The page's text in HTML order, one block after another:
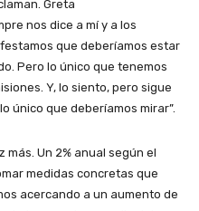
Greta
nos dice a mí y a los
que deberíamos estar
Pero lo único que tenemos
Y, lo siento, pero sigue
único que deberíamos mirar”.
Un 2% anual según el
medidas concretas que
acercando a un aumento de